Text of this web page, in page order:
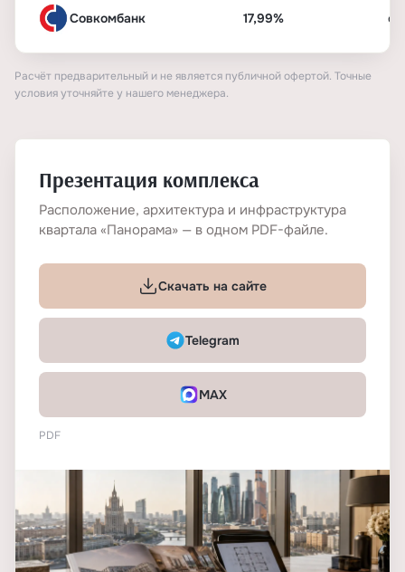
Совкомбанк 17,99%
Расчёт предварительный и не является публичной офертой. Точные
условия уточняйте у нашего менеджера.
Презентация комплекса
Расположение, архитектура и инфраструктура
квартала «Панорама» — в одном PDF-файле.
Скачать на сайте
Telegram
MAX
PDF